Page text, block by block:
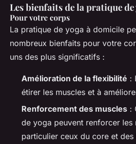
Les bienfaits de la pratique
Pour votre corps
La pratique de yoga à domicile
nombreux bienfaits pour votre
uns des plus significatifs :
Amélioration de la flexibilité :
étirer les muscles et à
Renforcement des muscles :
de yoga peuvent renforcer les
particulier ceux du core et des